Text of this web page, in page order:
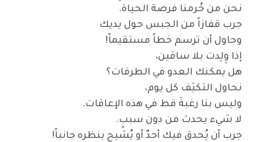
نحن من حُرمنا فرصة الحياة.
جرب قفازاً من الجبس حول يديك
وحاول أن ترسم خطاً مستقيماً!
إذا وِلِدت بلا ساقين،
هل يمكنك العدو في الطرقات؟
نحاول التكيَف كل يوم،
وليس بنا رغبةَ قط في هذه الإعاقات.
لا شيء يحدث من دون سببٍ.
جرب أن يُحدق فيك أحدٌ أو يُشيح بنظره جانباً!